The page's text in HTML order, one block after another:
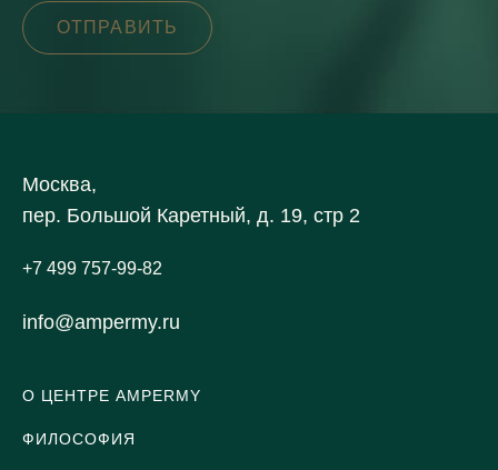
О ЦЕНТРЕ AMPERMY
ФИЛОСОФИЯ
Москва,
пер. Большой Каретный, д. 19, стр 2
+7 499 757-99-82
info@ampermy.ru